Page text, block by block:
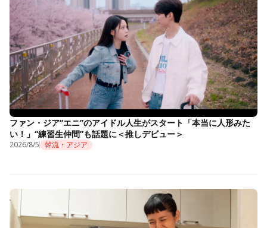
ファン・ジア“エニ”のアイドル人生がスタート「本当に人形みた
い！」“練習生仲間”も話題に＜推しデビュー＞
2026/8/5 韓流・アジア